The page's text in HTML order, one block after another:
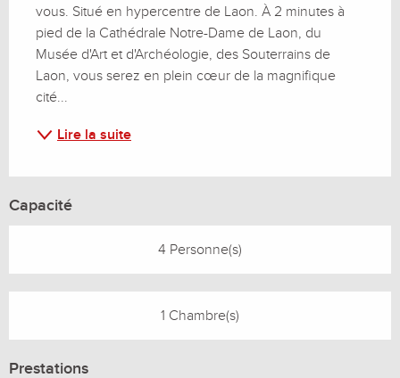
vous. Situé en hypercentre de Laon. À 2 minutes à
pied de la Cathédrale Notre-Dame de Laon, du
Musée d'Art et d'Archéologie, des Souterrains de
Laon, vous serez en plein cœur de la magnifique
cité...
Lire la suite
Capacité
4 Personne(s)
1 Chambre(s)
Prestations